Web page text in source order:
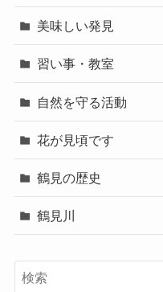
美味しい発見
習い事・教室
自然を守る活動
花が見頃です
鶴見の歴史
鶴見川